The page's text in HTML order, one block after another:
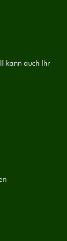
kann auch Ihr